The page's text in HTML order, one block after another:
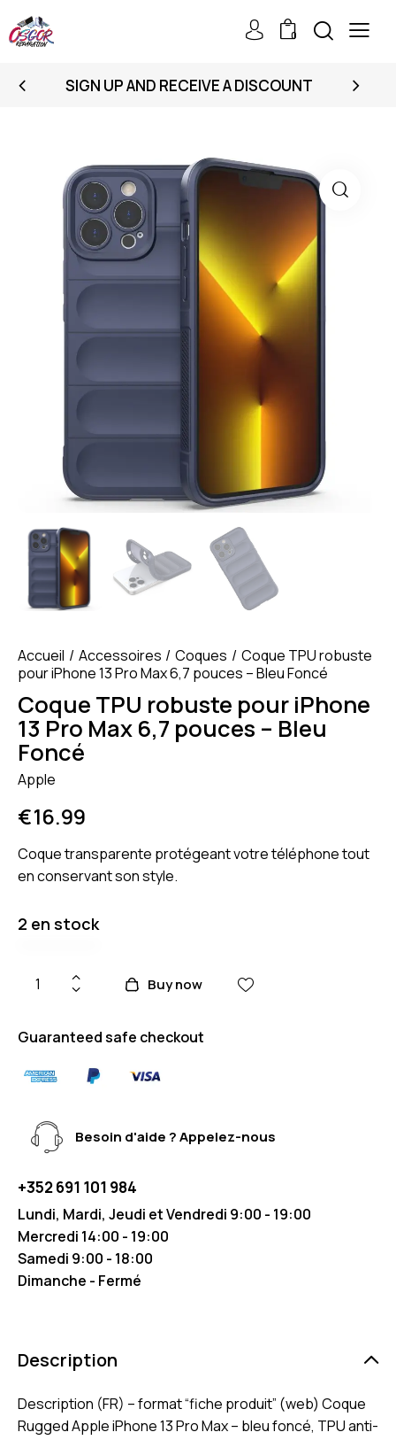
0
SIGN UP AND RECEIVE A DISCOUNT
Accueil Accessoires Coques
Coque TPU robuste
pour iPhone 13 Pro Max 6,7 pouces – Bleu Foncé
Coque TPU robuste pour iPhone
13 Pro Max 6,7 pouces – Bleu
Foncé
Apple
€16.99
Coque transparente protégeant votre téléphone tout
en conservant son style.
2 en stock
Buy now
Guaranteed safe checkout
Besoin d'aide ? Appelez-nous
+352 691 101 984
Lundi, Mardi, Jeudi et Vendredi 9:00 - 19:00
Mercredi 14:00 - 19:00
Samedi 9:00 - 18:00
Dimanche - Fermé
Description
Description (FR) – format “fiche produit” (web) Coque
Rugged Apple iPhone 13 Pro Max – bleu foncé, TPU anti-